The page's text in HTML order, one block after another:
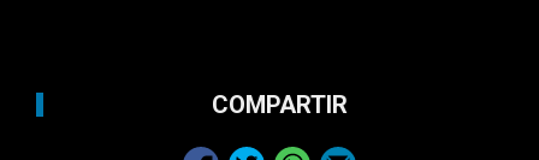
COMPARTIR